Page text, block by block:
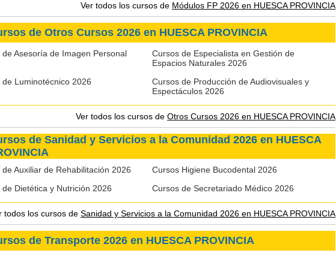
Ver todos los cursos de Módulos FP 2026 en HUESCA PROVINCIA
de Otros Cursos 2026 en HUESCA PROVINCIA
de Asesoría de Imagen Personal
Cursos de Especialista en Gestión de
Espacios Naturales 2026
de Luminotécnico 2026
Cursos de Producción de Audiovisuales y
Espectáculos 2026
Ver todos los cursos de Otros Cursos 2026 en HUESCA PROVINCIA
de Sanidad y Servicios a la Comunidad 2026 en HUESCA
de Auxiliar de Rehabilitación 2026
Cursos Higiene Bucodental 2026
de Dietética y Nutrición 2026
Cursos de Secretariado Médico 2026
todos los cursos de Sanidad y Servicios a la Comunidad 2026 en HUESCA PROVINCIA
de Transporte 2026 en HUESCA PROVINCIA